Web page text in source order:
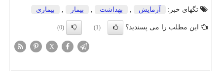
تگهای خبر:
آزمایش بهداشت بیمار بیماری
این مطلب را می پسندید؟ (1)
(0)
X